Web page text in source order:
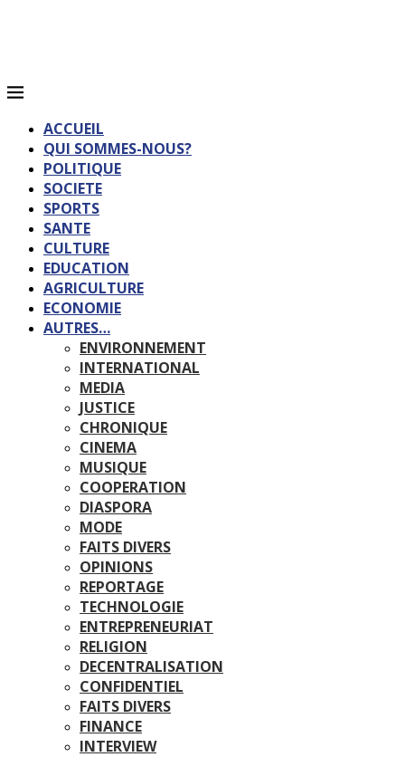
ACCUEIL
QUI SOMMES-NOUS?
POLITIQUE
SOCIETE
SPORTS
SANTE
CULTURE
EDUCATION
AGRICULTURE
ECONOMIE
AUTRES…
ENVIRONNEMENT
INTERNATIONAL
MEDIA
JUSTICE
CHRONIQUE
CINEMA
MUSIQUE
COOPERATION
DIASPORA
MODE
FAITS DIVERS
OPINIONS
REPORTAGE
TECHNOLOGIE
ENTREPRENEURIAT
RELIGION
DECENTRALISATION
CONFIDENTIEL
FAITS DIVERS
FINANCE
INTERVIEW